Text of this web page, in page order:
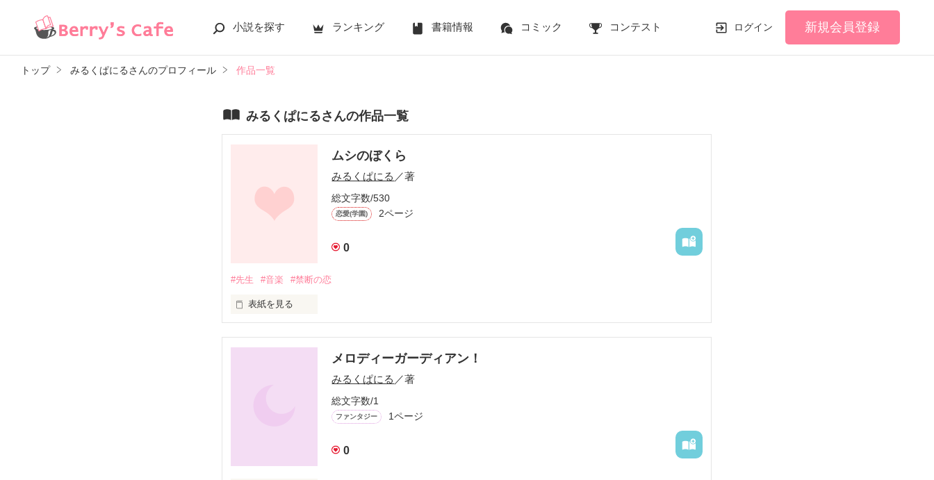
小説を探す ランキング 書籍情報 コミック コンテスト ログイン 新規会員登録
トップ みるくぱにるさんのプロフィール 作品一覧
みるくぱにるさんの作品一覧
ムシのぼくら
みるくぱにる ／著
総文字数/530
恋愛(学園) 2ページ
0
#先生 #音楽 #禁断の恋
表紙を見る
「遊びに来ちゃった！！」
メロディーガーディアン！
みるくぱにる ／著
総文字数/1
ファンタジー 1ページ
0